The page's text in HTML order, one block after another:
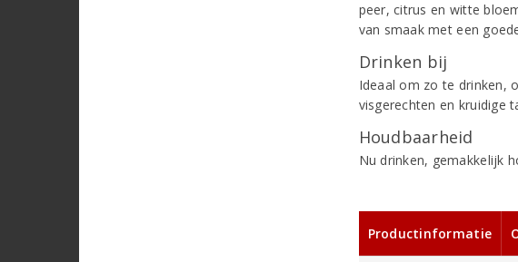
peer, citrus en witte
van smaak met een
Drinken bij
Ideaal om zo te drinken,
visgerechten en kruidige
Houdbaarheid
Nu drinken, gemakkelijk
Productinformatie